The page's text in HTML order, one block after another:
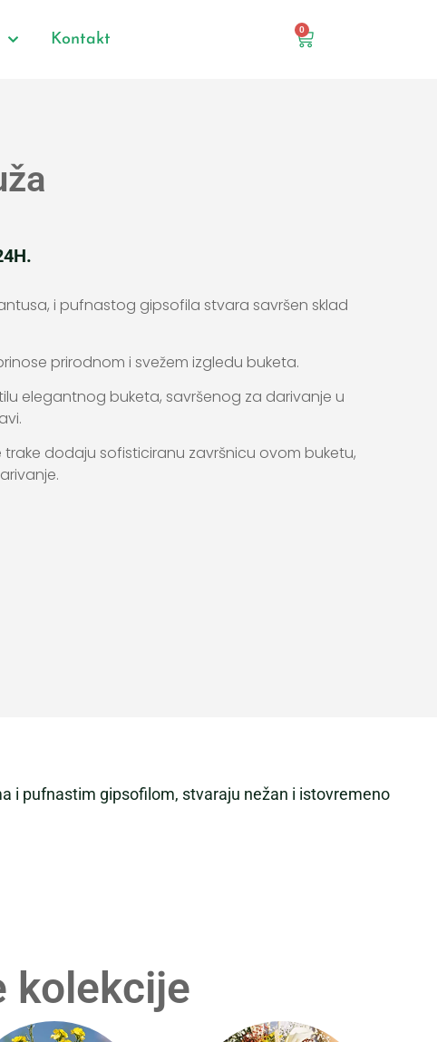
Kontakt
0
i pufnastog gipsofila stvara savršen sklad
prirodnom i svežem izgledu buketa.
elegantnog buketa, savršenog za darivanje u
trake dodaju sofisticiranu završnicu ovom buketu,
i pufnastim gipsofilom, stvaraju nežan i istovremeno
kolekcije